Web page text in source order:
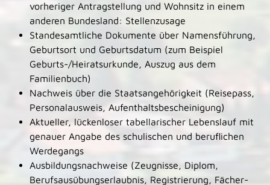
vorheriger Antragstellung und Wohnsitz in einem
anderen Bundesland: Stellenzusage
Standesamtliche Dokumente über Namensführung,
Geburtsort und Geburtsdatum (zum Beispiel
Geburts-/Heiratsurkunde, Auszug aus dem
Familienbuch)
Nachweis über die Staatsangehörigkeit (Reisepass,
Personalausweis, Aufenthaltsbescheinigung)
Aktueller, lückenloser tabellarischer Lebenslauf mit
genauer Angabe des schulischen und beruflichen
Werdegangs
Ausbildungsnachweise (Zeugnisse, Diplom,
Berufsausübungserlaubnis, Registrierung, Fächer-